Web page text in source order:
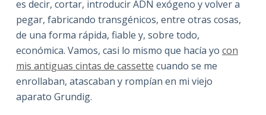
es decir, cortar, introducir ADN exógeno y volver a
pegar, fabricando transgénicos, entre otras cosas,
de una forma rápida, fiable y, sobre todo,
económica. Vamos, casi lo mismo que hacía yo con
mis antiguas cintas de cassette cuando se me
enrollaban, atascaban y rompían en mi viejo
aparato Grundig.